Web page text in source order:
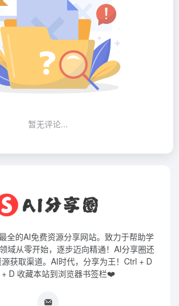
暂无评论...
全的AI免费资源分享网站。致力于帮助学
域从零开始，逐步迈向精通！AI分享圈还
获取渠道。AI时代，分享为王！Ctrl + D
D 收藏本站到浏览器书签栏❤️